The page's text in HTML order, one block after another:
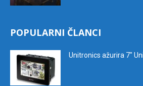
POPULARNI ČLANCI
Unitronics ažurira 7″